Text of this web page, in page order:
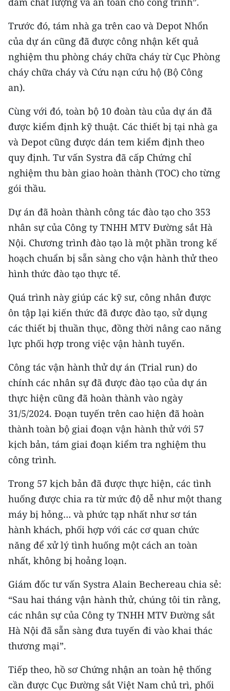
Media Pháp luật
Media Du lịch
Media Thế giới
Media Thể thao
Media Giáo dục
Media Y tế
Media Khoa học - Công nghệ
Media Môi trường
Ảnh
Infographic
TIN MỚI
TIN ĐỊA PHƯƠNG
Đồng bằng sông Hồng
Bắc Trung Bộ
Nguyên
Đồng bằng sông Cửu Long
Chuyên trang Hà Nội
Chuyên trang TP. Hồ Chí Minh
CHUYÊN ĐỀ
CÁC CHUYÊN TRANG
VỀ BÁO NHÂN DÂN
THỜI NAY
NHÂN DÂN CUỐI TUẦN
NHÂN DÂN HẰNG THÁNG
MUA BÁO
ĐỌC BÁO IN
Trước đó, tám nhà ga trên cao và Depot Nhổn
của dự án cũng đã được công nhận kết quả
nghiệm thu phòng cháy chữa cháy từ Cục Phòng
cháy chữa cháy và Cứu nạn cứu hộ (Bộ Công
an).
Cùng với đó, toàn bộ 10 đoàn tàu của dự án đã
được kiểm định kỹ thuật. Các thiết bị tại nhà ga
và Depot cũng được dán tem kiểm định theo
quy định. Tư vấn Systra đã cấp Chứng chỉ
nghiệm thu bàn giao hoàn thành (TOC) cho từng
gói thầu.
Dự án đã hoàn thành công tác đào tạo cho 353
nhân sự của Công ty TNHH MTV Đường sắt Hà
Nội. Chương trình đào tạo là một phần trong kế
hoạch chuẩn bị sẵn sàng cho vận hành thử theo
hình thức đào tạo thực tế.
Quá trình này giúp các kỹ sư, công nhân được
ôn tập lại kiến thức đã được đào tạo, sử dụng
các thiết bị thuần thục, đồng thời nâng cao năng
lực phối hợp trong việc vận hành tuyến.
Công tác vận hành thử dự án (Trial run) do
chính các nhân sự đã được đào tạo của dự án
thực hiện cũng đã hoàn thành vào ngày
31/5/2024. Đoạn tuyến trên cao hiện đã hoàn
thành toàn bộ giai đoạn vận hành thử với 57
kịch bản, tám giai đoạn kiểm tra nghiệm thu
công trình.
Trong 57 kịch bản đã được thực hiện, các tình
huống được chia ra từ mức độ dễ như một thang
máy bị hỏng… và phức tạp nhất như sơ tán
hành khách, phối hợp với các cơ quan chức
năng để xử lý tình huống một cách an toàn
nhất, không bị hoảng loạn.
Giám đốc tư vấn Systra Alain Bechereau chia sẻ:
“Sau hai tháng vận hành thử, chúng tôi tin rằng,
các nhân sự của Công ty TNHH MTV Đường sắt
Hà Nội đã sẵn sàng đưa tuyến đi vào khai thác
thương mại”.
Tiếp theo, hồ sơ Chứng nhận an toàn hệ thống
cần được Cục Đường sắt Việt Nam chủ trì, phối